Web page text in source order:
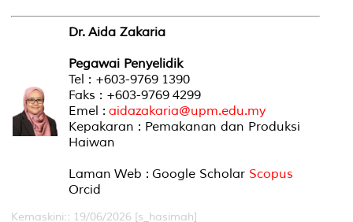
Dr. Aida Zakaria
Pegawai Penyelidik
Tel : +603-9769 1390
Faks : +603-9769 4299
Emel : aidazakaria@upm.edu.my
Kepakaran : Pemakanan dan Produksi
Haiwan
Laman Web : Google Scholar Scopus
Orcid
Kemaskini:: 19/06/2026 [s_hasimah]